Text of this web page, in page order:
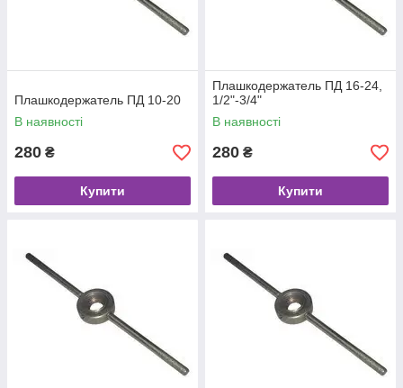
Плашкодержатель ПД 10-20
В наявності
280 ₴
Купити
Плашкодержатель ПД 16-24,
1/2"-3/4"
В наявності
280 ₴
Купити